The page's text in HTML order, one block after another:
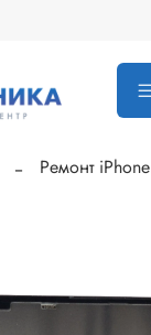
Ремонт iPhone